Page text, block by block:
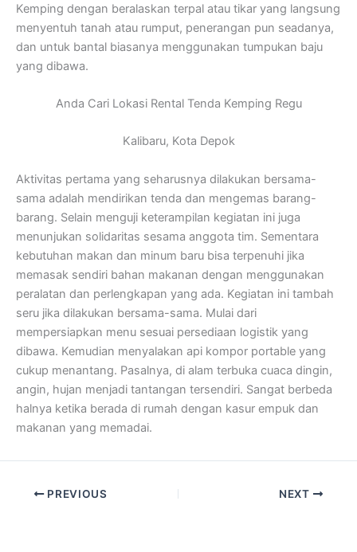
Kemping dengan beralaskan terpal atau tikar yang langsung
menyentuh tanah atau rumput, penerangan pun seadanya,
dan untuk bantal biasanya menggunakan tumpukan baju
yang dibawa.
Anda Cari Lokasi Rental Tenda Kemping Regu
Kalibaru, Kota Depok
Aktivitas pertama yang seharusnya dilakukan bersama-
sama adalah mendirikan tenda dan mengemas barang-
barang. Selain menguji keterampilan kegiatan ini juga
menunjukan solidaritas sesama anggota tim. Sementara
kebutuhan makan dan minum baru bisa terpenuhi jika
memasak sendiri bahan makanan dengan menggunakan
peralatan dan perlengkapan yang ada. Kegiatan ini tambah
seru jika dilakukan bersama-sama. Mulai dari
mempersiapkan menu sesuai persediaan logistik yang
dibawa. Kemudian menyalakan api kompor portable yang
cukup menantang. Pasalnya, di alam terbuka cuaca dingin,
angin, hujan menjadi tantangan tersendiri. Sangat berbeda
halnya ketika berada di rumah dengan kasur empuk dan
makanan yang memadai.
PREVIOUS NEXT